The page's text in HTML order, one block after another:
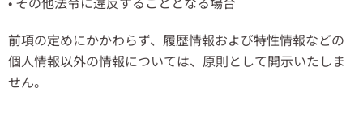
前項の定めにかかわらず、履歴情報および特性情報などの
個人情報以外の情報については、原則として開示いたしま
せん。